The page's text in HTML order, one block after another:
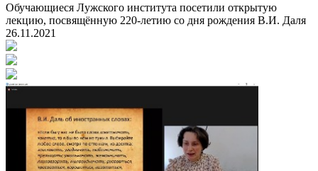
Обучающиеся Лужского института посетили открытую
лекцию, посвящённую 220-летию со дня рождения В.И. Даля
26.11.2021